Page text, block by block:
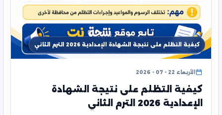
كيفية التظلم على نتيجة الشهادة الإعدادية 2026 الترم الثاني
الأربعاء 22 - 07 - 2026
كيفية التظلم على نتيجة الشهادة
الإعدادية 2026 الترم الثاني